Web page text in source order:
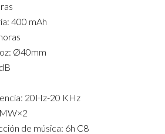
400 mAh
Ø40mm
20Hz-20 KHz
de música: 6h C8